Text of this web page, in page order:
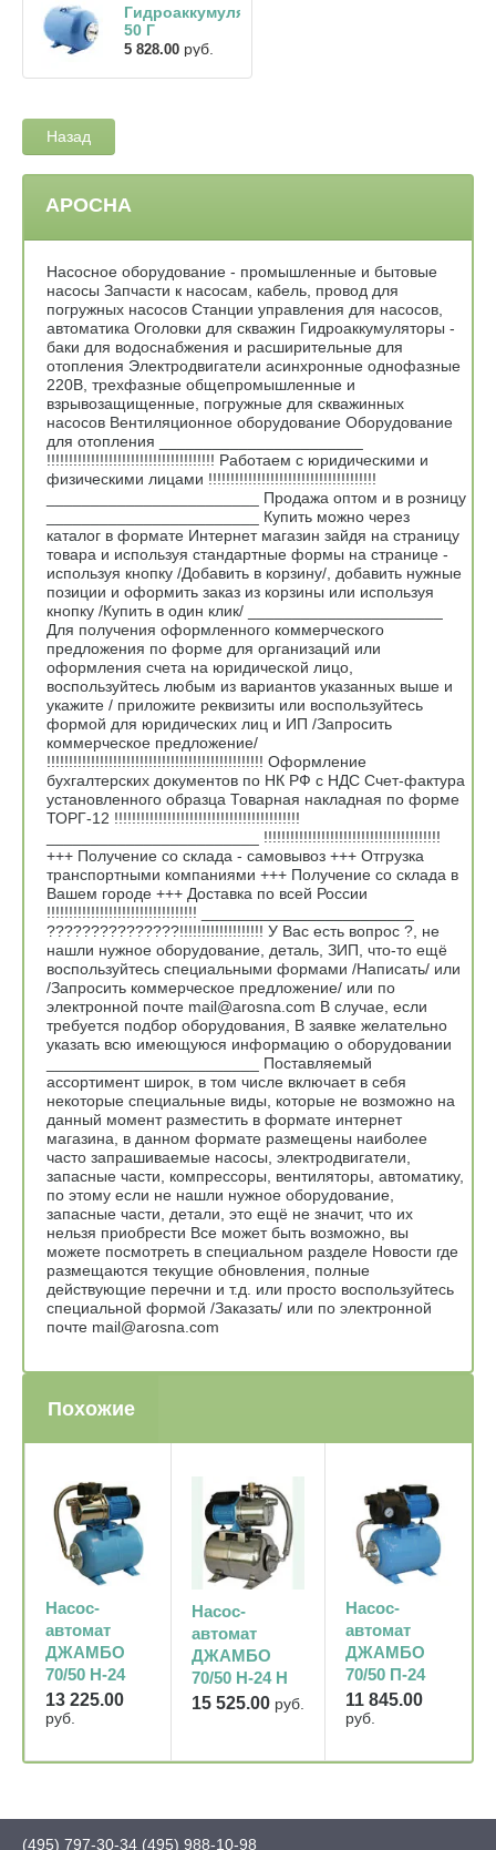
Гидроаккумулятор
50 Г
5 828.00 руб.
Назад
АРОСНА
Насосное оборудование - промышленные и бытовые
насосы Запчасти к насосам, кабель, провод для
погружных насосов Станции управления для насосов,
автоматика Оголовки для скважин Гидроаккумуляторы -
баки для водоснабжения и расширительные для
отопления Электродвигатели асинхронные однофазные
220В, трехфазные общепромышленные и
взрывозащищенные, погружные для скважинных
насосов Вентиляционное оборудование Оборудование
для отопления _______________________
!!!!!!!!!!!!!!!!!!!!!!!!!!!!!!!!!!!!!! Работаем с юридическими и
физическими лицами !!!!!!!!!!!!!!!!!!!!!!!!!!!!!!!!!!!!!!
________________________ Продажа оптом и в розницу
________________________ Купить можно через
каталог в формате Интернет магазин зайдя на страницу
товара и используя стандартные формы на странице -
используя кнопку /Добавить в корзину/, добавить нужные
позиции и оформить заказ из корзины или используя
кнопку /Купить в один клик/ ______________________
Для получения оформленного коммерческого
предложения по форме для организаций или
оформления счета на юридической лицо,
воспользуйтесь любым из вариантов указанных выше и
укажите / приложите реквизиты или воспользуйтесь
формой для юридических лиц и ИП /Запросить
коммерческое предложение/
!!!!!!!!!!!!!!!!!!!!!!!!!!!!!!!!!!!!!!!!!!!!!!!!! Оформление
бухгалтерских документов по НК РФ с НДС Счет-фактура
установленного образца Товарная накладная по форме
ТОРГ-12 !!!!!!!!!!!!!!!!!!!!!!!!!!!!!!!!!!!!!!!!!!
________________________ !!!!!!!!!!!!!!!!!!!!!!!!!!!!!!!!!!!!!!!!
+++ Получение со склада - самовывоз +++ Отгрузка
транспортными компаниями +++ Получение со склада в
Вашем городе +++ Доставка по всей России
!!!!!!!!!!!!!!!!!!!!!!!!!!!!!!!!!! ________________________
???????????????!!!!!!!!!!!!!!!!!!! У Вас есть вопрос ?, не
нашли нужное оборудование, деталь, ЗИП, что-то ещё
воспользуйтесь специальными формами /Написать/ или
/Запросить коммерческое предложение/ или по
электронной почте mail@arosna.com В случае, если
требуется подбор оборудования, В заявке желательно
указать всю имеющуюся информацию о оборудовании
________________________ Поставляемый
ассортимент широк, в том числе включает в себя
некоторые специальные виды, которые не возможно на
данный момент разместить в формате интернет
магазина, в данном формате размещены наиболее
часто запрашиваемые насосы, электродвигатели,
запасные части, компрессоры, вентиляторы, автоматику,
по этому если не нашли нужное оборудование,
запасные части, детали, это ещё не значит, что их
нельзя приобрести Все может быть возможно, вы
можете посмотреть в специальном разделе Новости где
размещаются текущие обновления, полные
действующие перечни и т.д. или просто воспользуйтесь
специальной формой /Заказать/ или по электронной
почте mail@arosna.com
Похожие
Насос-
автомат
ДЖАМБО
70/50 Н-24
13 225.00
руб.
Насос-
автомат
ДЖАМБО
70/50 Н-24 Н
15 525.00 руб.
Насос-
автомат
ДЖАМБО
70/50 П-24
11 845.00
руб.
(495) 797-30-34 (495) 988-10-98